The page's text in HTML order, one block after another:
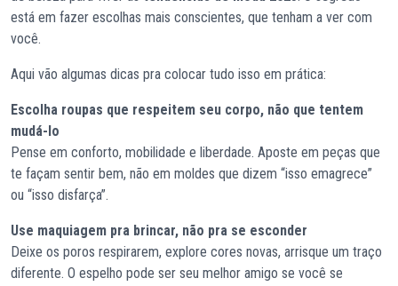
está em fazer escolhas mais conscientes, que tenham a ver com
você.
Aqui vão algumas dicas pra colocar tudo isso em prática:
Escolha roupas que respeitem seu corpo, não que tentem
mudá-lo
Pense em conforto, mobilidade e liberdade. Aposte em peças que
te façam sentir bem, não em moldes que dizem “isso emagrece”
ou “isso disfarça”.
Use maquiagem pra brincar, não pra se esconder
Deixe os poros respirarem, explore cores novas, arrisque um traço
diferente. O espelho pode ser seu melhor amigo se você se